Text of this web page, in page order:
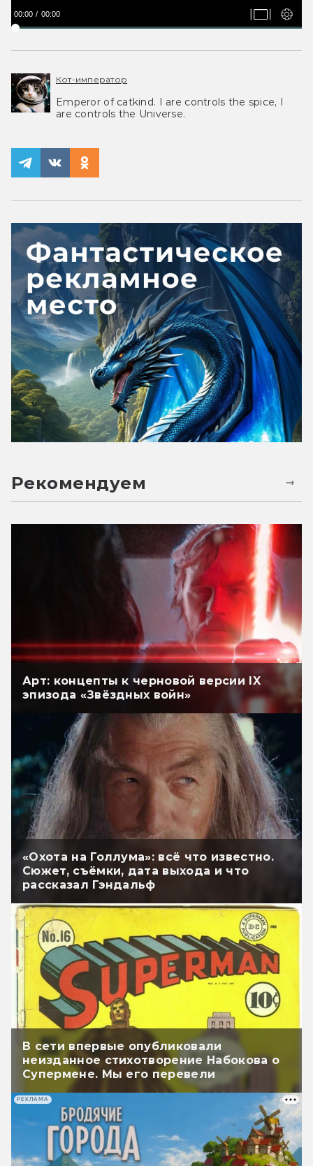
00:00 00:00
Кот-император
Emperor of catkind. I are controls the spice, I
are controls the Universe.
Рекомендуем
Арт: концепты к черновой версии IX
эпизода «Звёздных войн»
«Охота на Голлума»: всё что известно.
Сюжет, съёмки, дата выхода и что
рассказал Гэндальф
В сети впервые опубликовали
неизданное стихотворение Набокова о
Супермене. Мы его перевели
РЕКЛАМА